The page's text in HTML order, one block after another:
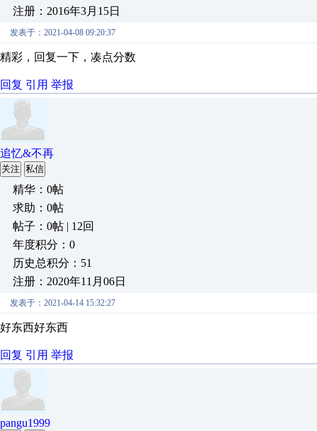
注册：2016年3月15日
发表于：2021-04-08 09:20:37
精彩，回复一下，凑点分数
回复 引用 举报
追忆&不再
关注 私信
精华：0帖
求助：0帖
帖子：0帖 | 12回
年度积分：0
历史总积分：51
注册：2020年11月06日
发表于：2021-04-14 15:32:27
好东西好东西
回复 引用 举报
pangu1999